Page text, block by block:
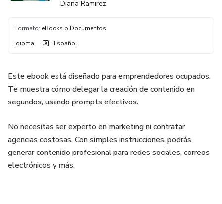
Diana Ramirez
Formato: eBooks o Documentos
Idioma: Español
Este ebook está diseñado para emprendedores ocupados.
Te muestra cómo delegar la creación de contenido en
segundos, usando prompts efectivos.
No necesitas ser experto en marketing ni contratar
agencias costosas. Con simples instrucciones, podrás
generar contenido profesional para redes sociales, correos
electrónicos y más.